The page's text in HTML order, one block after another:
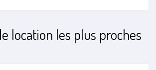
location les plus proches